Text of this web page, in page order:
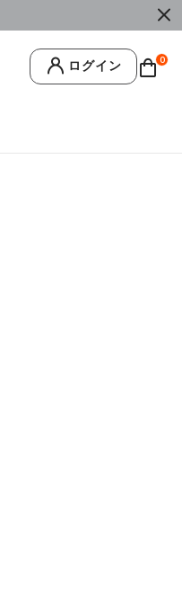
￥
ログイン 0